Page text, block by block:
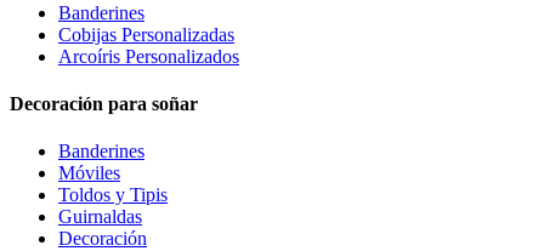
Banderines
Cobijas Personalizadas
Arcoíris Personalizados
Decoración para soñar
Banderines
Móviles
Toldos y Tipis
Guirnaldas
Decoración